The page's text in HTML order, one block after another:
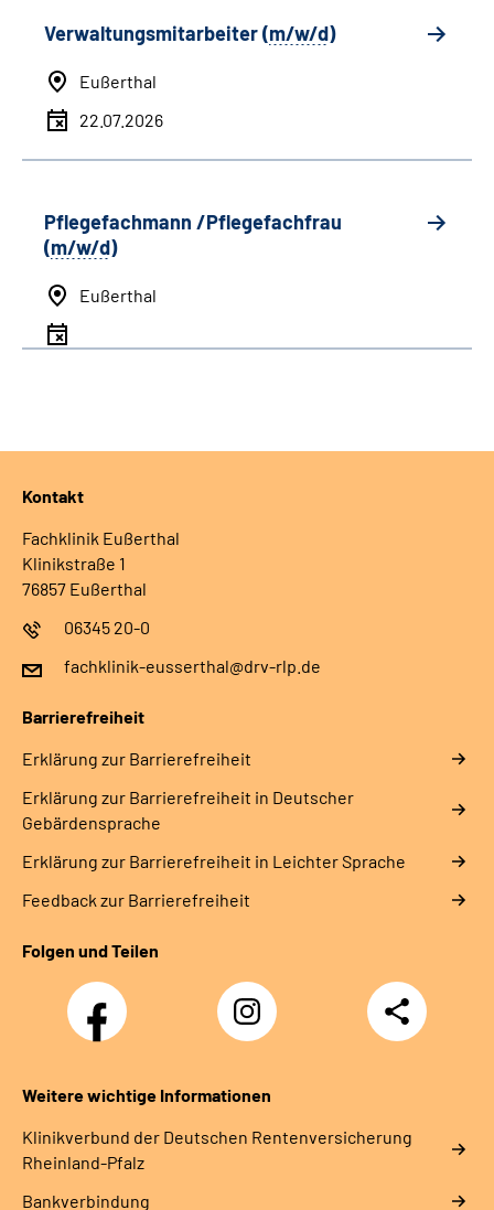
Verwaltungsmitarbeiter (m/w/d)
Eußerthal
22.07.2026
Pflegefachmann /Pflegefachfrau
(m/w/d)
Eußerthal
Kontakt
Fachklinik Eußerthal
Klinikstraße 1
76857 Eußerthal
06345 20-0
fachklinik-eusserthal@drv-rlp.de
Barrierefreiheit
Erklärung zur Barrierefreiheit
Erklärung zur Barrierefreiheit in Deutscher
Gebärdensprache
Erklärung zur Barrierefreiheit in Leichter Sprache
Feedback zur Barrierefreiheit
Folgen und Teilen
Facebook
Instagram
DRV
Nachwuchskräfte
Teilen
Weitere wichtige Informationen
Klinikverbund der Deutschen Rentenversicherung
Rheinland-Pfalz
Bankverbindung